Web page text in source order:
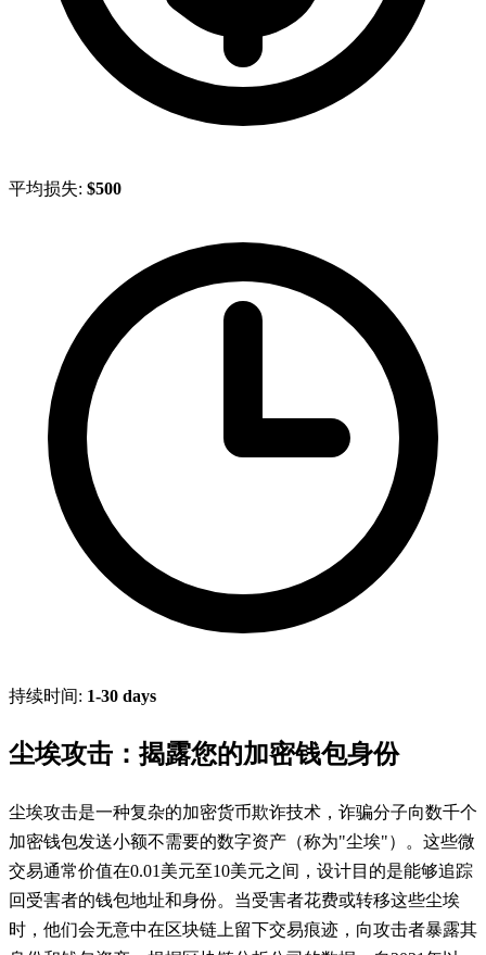
平均损失: $500
持续时间: 1-30 days
尘埃攻击：揭露您的加密钱包身份
尘埃攻击是一种复杂的加密货币欺诈技术，诈骗分子向数千个
加密钱包发送小额不需要的数字资产（称为"尘埃"）。这些微
交易通常价值在0.01美元至10美元之间，设计目的是能够追踪
回受害者的钱包地址和身份。当受害者花费或转移这些尘埃
时，他们会无意中在区块链上留下交易痕迹，向攻击者暴露其